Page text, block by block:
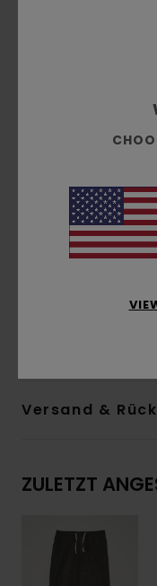
Maße am Knie:
Falscher
Aufgesetzte
Klemmlabel
Versand &
ZULETZT